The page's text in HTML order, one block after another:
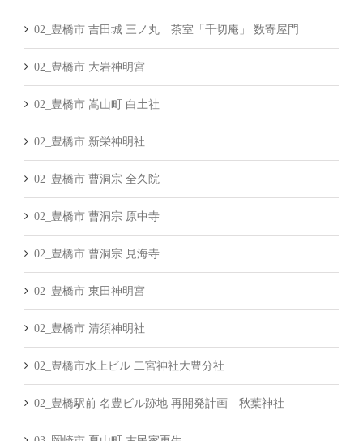
02_豊橋市 吉田城 三ノ丸 茶室「千切庵」 数寄屋門
02_豊橋市 大岩神明宮
02_豊橋市 嵩山町 白土社
02_豊橋市 新栄神明社
02_豊橋市 曹洞宗 全久院
02_豊橋市 曹洞宗 原中寺
02_豊橋市 曹洞宗 見海寺
02_豊橋市 東田神明宮
02_豊橋市 清須神明社
02_豊橋市水上ビル 二宮神社大豊分社
02_豊橋駅前 名豊ビル跡地 再開発計画 秋葉神社